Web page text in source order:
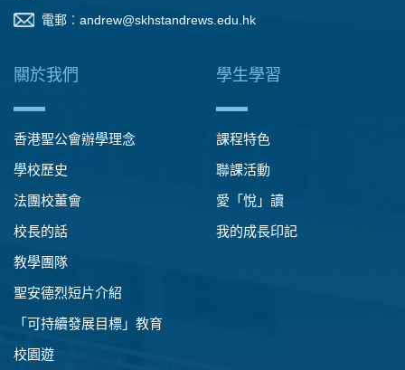
電郵︰ andrew@skhstandrews.edu.hk
關於我們
香港聖公會辦學理念
學校歷史
法團校董會
校長的話
教學團隊
聖安德烈短片介紹
「可持續發展目標」教育
校園遊
學生學習
課程特色
聯課活動
愛「悅」讀
我的成長印記